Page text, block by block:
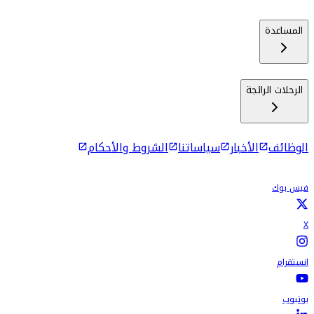
المساعدة
الرحلات الرائجة
الوظائف الأخبار سياساتنا الشروط والأحكام
فيس بوك
X
انستقرام
يوتيوب